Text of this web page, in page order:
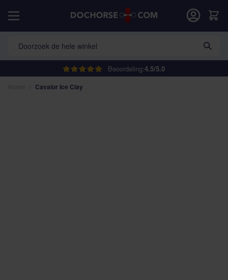
Beoordeling:4.5/5.0
Doorzoek de hele winkel
Cart
Cavalor Ice Clay